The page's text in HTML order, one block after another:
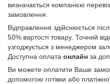
визначається компанією
замовлення.
Відправлення здійснюється
50% вартості товару. Точний
узгоджується з менеджером
Доступна оплата онлайн за
Ви можете оплатити Ваше
допомогою готівки або